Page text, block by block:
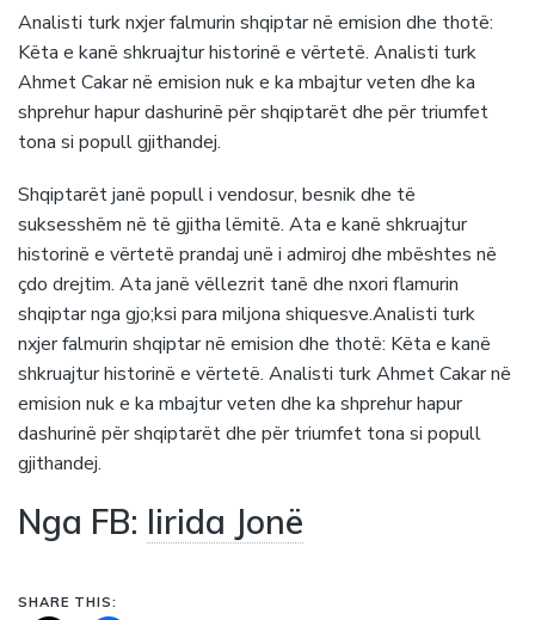
Analisti turk nxjer falmurin shqiptar në emision dhe thotë:
Këta e kanë shkruajtur historinë e vërtetë. Analisti turk
Ahmet Cakar në emision nuk e ka mbajtur veten dhe ka
shprehur hapur dashurinë për shqiptarët dhe për triumfet
tona si popull gjithandej.
Shqiptarët janë popull i vendosur, besnik dhe të
suksesshëm në të gjitha lëmitë. Ata e kanë shkruajtur
historinë e vërtetë prandaj unë i admiroj dhe mbështes në
çdo drejtim. Ata janë vëllezrit tanë dhe nxori flamurin
shqiptar nga gjo;ksi para miljona shiquesve.Analisti turk
nxjer falmurin shqiptar në emision dhe thotë: Këta e kanë
shkruajtur historinë e vërtetë. Analisti turk Ahmet Cakar në
emision nuk e ka mbajtur veten dhe ka shprehur hapur
dashurinë për shqiptarët dhe për triumfet tona si popull
gjithandej.
Nga FB: Iirida Jonë
SHARE THIS: